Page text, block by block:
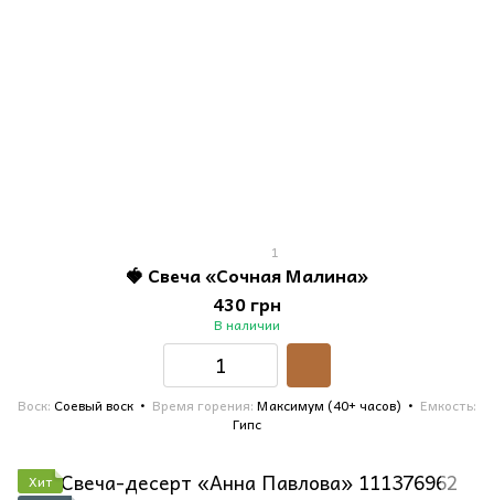
1
🍓 Свеча «Сочная Малина»
430 грн
В наличии
Воск Соевый воск Время горения Максимум (40+ часов)
Емкость
Гипс
Хит